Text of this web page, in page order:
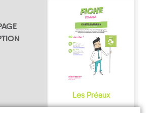
Les Préaux